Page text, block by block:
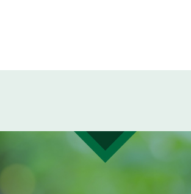
けた事業基盤拡充に関するお知らせ
関するお知らせ （156KB）
せ